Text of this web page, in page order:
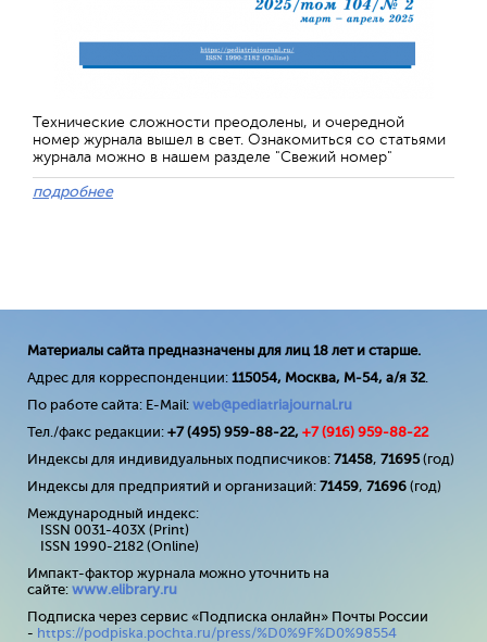
Технические сложности преодолены, и очередной
номер журнала вышел в свет. Ознакомиться со статьями
журнала можно в нашем разделе "Свежий номер"
подробнее
Материалы сайта предназначены для лиц 18 лет и старше.
Адрес для корреспонденции: 115054, Москва, М-54, а/я 32.
По работе сайта: E-Mail: web@pediatriajournal.ru
Тел./факс редакции: +7 (495) 959-88-22, +7 (916) 959-88-22
Индексы для индивидуальных подписчиков: 71458, 71695(год)
Индексы для предприятий и организаций: 71459, 71696 (год)
Международный индекс:
ISSN 0031-403X (Print)
ISSN 1990-2182 (Online)
Импакт-фактор журнала можно уточнить на
сайте: www.elibrary.ru
Подписка через сервис «Подписка онлайн» Почты России
- https://podpiska.pochta.ru/press/%D0%9F%D0%98554